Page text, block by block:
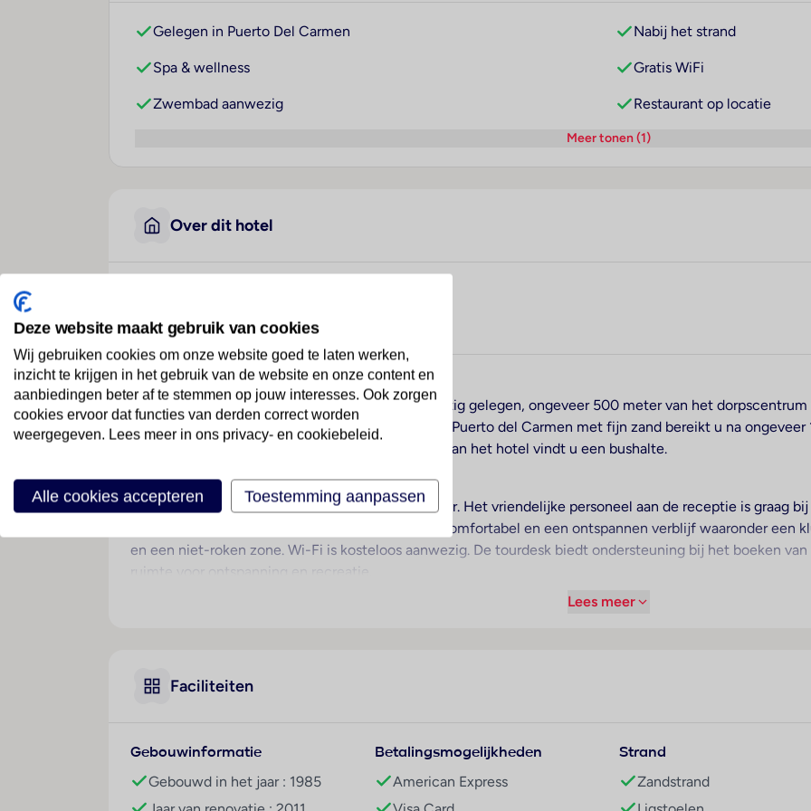
Gelegen in Puerto Del Carmen Nabij het strand
Spa & wellness Gratis WiFi
Zwembad aanwezig Restaurant op locatie
Meer tonen (1)
Over dit hotel
Spanje· Lanzarote· Puerto Del Carmen
Ligging
Dit aantrekkelijke hotel uit de middenklasse is rustig gelegen, ongeveer 500 meter van het
amusementsmogelijkheden. Het hoofdstrand van Puerto del Carmen met fijn zand bereikt u na
buZeezichterbindingen. Op ongeveer 150 meter van het hotel vindt u een bushalte.
Hotelfaciliteiten
Voor de gasten zijn 99 appartementen beschikbaar. Het vriendelijke personeel aan de receptie is graag
beschikt over verschillende gemakken voor een comfortabel en een ontspannen verblijf waaronder een
en een niet-roken zone. Wi-Fi is kosteloos aanwezig. De tourdesk biedt ondersteuning bij het boeken
ruimte voor ontspanning en recreatie.
de badkamers vinden de gasten een föhn. Voor extra comfort in de badkamers zorgt een
Sport/entertainment
Voor afwisselende recreatie en vrijetijdsbesteding staan de sport- en amusementsmogelijkheden van
Lees meer
Faciliteiten
Gebouwinformatie
Gebouwd in het jaar : 1985
Betalingsmogelijkheden
American Express
Strand
Zandstrand
Deze website maakt gebruik van cookies
Wij gebruiken cookies om onze website goed te laten werken,
inzicht te krijgen in het gebruik van de website en onze content en
aanbiedingen beter af te stemmen op jouw interesses. Ook zorgen
cookies ervoor dat functies van derden correct worden
weergegeven. Lees meer in ons privacy- en cookiebeleid.
Alle cookies accepteren Toestemming aanpassen